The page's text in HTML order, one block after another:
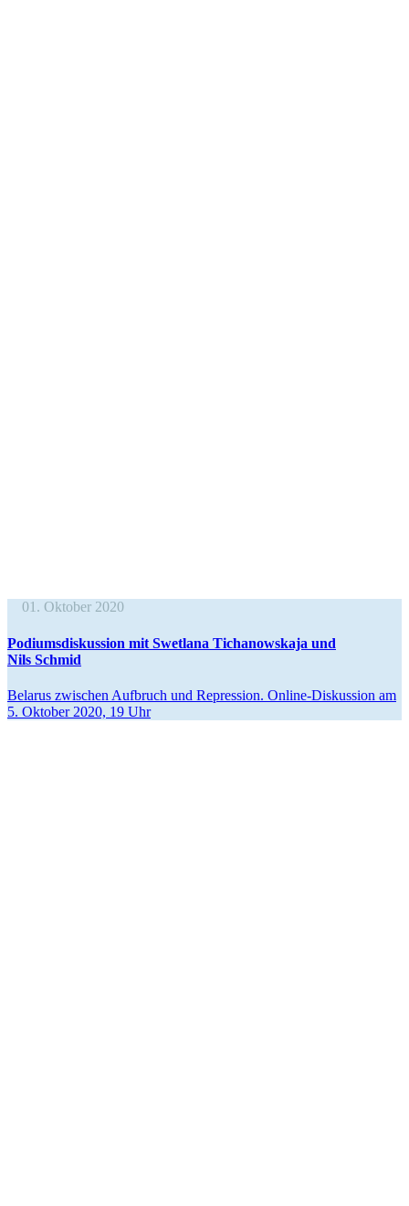
01. Oktober 2020
Podiums­dis­kussion mit Swetlana Tichanowskaja und
Nils Schmid
Belarus zwischen Aufbruch und Repression. Online-Diskussion am
5. Oktober 2020, 19 Uhr